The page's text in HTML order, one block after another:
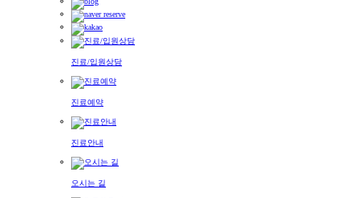
진료/입원상담
진료예약
진료안내
오시는 길